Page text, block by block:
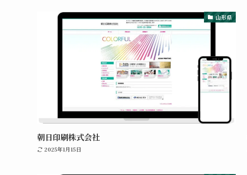
山形県
朝日印刷株式会社
2025年1月15日